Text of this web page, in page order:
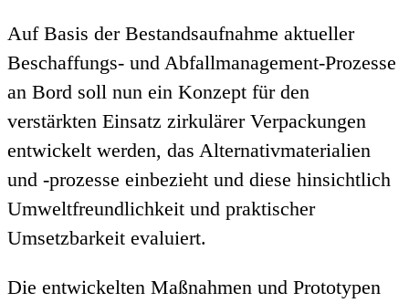
Auf Basis der Bestandsaufnahme aktueller
Beschaffungs- und Abfallmanagement-Prozesse
an Bord soll nun ein Konzept für den
verstärkten Einsatz zirkulärer Verpackungen
entwickelt werden, das Alternativmaterialien
und -prozesse einbezieht und diese hinsichtlich
Umweltfreundlichkeit und praktischer
Umsetzbarkeit evaluiert.
Die entwickelten Maßnahmen und Prototypen